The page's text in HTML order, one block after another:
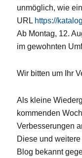
unmöglich, wie
URL https://
Ab Montag, 12.
im gewohnten
Wir bitten um Ihr
Als kleine
kommenden
Verbesserungen
Diese und
Blog bekannt